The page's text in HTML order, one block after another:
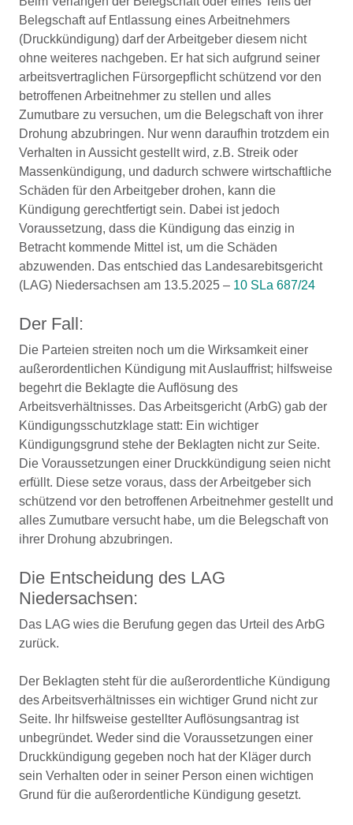
Belegschaft auf Entlassung eines Arbeitnehmers
(Druckkündigung) darf der Arbeitgeber diesem nicht
ohne weiteres nachgeben. Er hat sich aufgrund seiner
arbeitsvertraglichen Fürsorgepflicht schützend vor den
betroffenen Arbeitnehmer zu stellen und alles
Zumutbare zu versuchen, um die Belegschaft von ihrer
Drohung abzubringen. Nur wenn daraufhin trotzdem ein
Verhalten in Aussicht gestellt wird, z.B. Streik oder
Massenkündigung, und dadurch schwere wirtschaftliche
Schäden für den Arbeitgeber drohen, kann die
Kündigung gerechtfertigt sein. Dabei ist jedoch
Voraussetzung, dass die Kündigung das einzig in
Betracht kommende Mittel ist, um die Schäden
abzuwenden. Das entschied das Landesarebitsgericht
(LAG) Niedersachsen am 13.5.2025 – 10 SLa 687/24
Der Fall:
Die Parteien streiten noch um die Wirksamkeit einer
außerordentlichen Kündigung mit Auslauffrist; hilfsweise
begehrt die Beklagte die Auflösung des
Arbeitsverhältnisses. Das Arbeitsgericht (ArbG) gab der
Kündigungsschutzklage statt: Ein wichtiger
Kündigungsgrund stehe der Beklagten nicht zur Seite.
Die Voraussetzungen einer Druckkündigung seien nicht
erfüllt. Diese setze voraus, dass der Arbeitgeber sich
schützend vor den betroffenen Arbeitnehmer gestellt und
alles Zumutbare versucht habe, um die Belegschaft von
ihrer Drohung abzubringen.
Die Entscheidung des LAG
Niedersachsen:
Das LAG wies die Berufung gegen das Urteil des ArbG
zurück.
Der Beklagten steht für die außerordentliche Kündigung
des Arbeitsverhältnisses ein wichtiger Grund nicht zur
Seite. Ihr hilfsweise gestellter Auflösungsantrag ist
unbegründet. Weder sind die Voraussetzungen einer
Druckkündigung gegeben noch hat der Kläger durch
sein Verhalten oder in seiner Person einen wichtigen
Grund für die außerordentliche Kündigung gesetzt.